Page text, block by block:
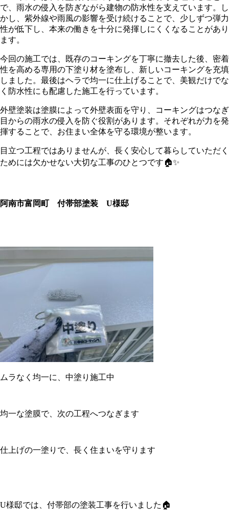
で、雨水の侵入を防ぎながら建物の防水性を支えています。し
かし、紫外線や雨風の影響を受け続けることで、少しずつ弾力
性が低下し、本来の働きを十分に発揮しにくくなることがあり
ます。
今回の施工では、既存のコーキングを丁寧に撤去した後、密着
性を高める専用の下塗り材を塗布し、新しいコーキングを充填
しました。最後はヘラで均一に仕上げることで、美観だけでな
く防水性にも配慮した施工を行っています。
外壁塗装は塗膜によって外壁表面を守り、コーキングはつなぎ
目からの雨水の侵入を防ぐ役割があります。それぞれが力を発
揮することで、お住まい全体を守る環境が整います。
目立つ工程ではありませんが、長く安心して暮らしていただく
ためには欠かせない大切な工事のひとつです🏠✨
阿南市富岡町 付帯部塗装 U様邸
ムラなく均一に、中塗り施工中
均一な塗膜で、次の工程へつなぎます
仕上げの一塗りで、長く住まいを守ります
U様邸では、付帯部の塗装工事を行いました🏠